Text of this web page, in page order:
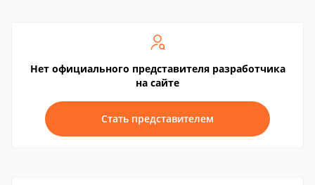
Нет официального представителя разработчика
на сайте
Стать представителем